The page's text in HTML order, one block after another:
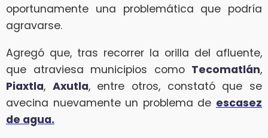
oportunamente una problemática que podría
agravarse.
Agregó que, tras recorrer la orilla del afluente,
que atraviesa municipios como Tecomatlán,
Piaxtla, Axutla, entre otros, constató que se
avecina nuevamente un problema de escasez
de agua.